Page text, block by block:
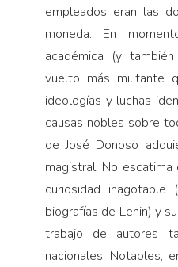
empleados eran las
moneda. En
académica (y
vuelto más militante
ideologías y luchas
causas nobles sobre
de José Donoso
magistral. No
curiosidad
biografías de Lenin) y
trabajo de autores
nacionales. Notables,